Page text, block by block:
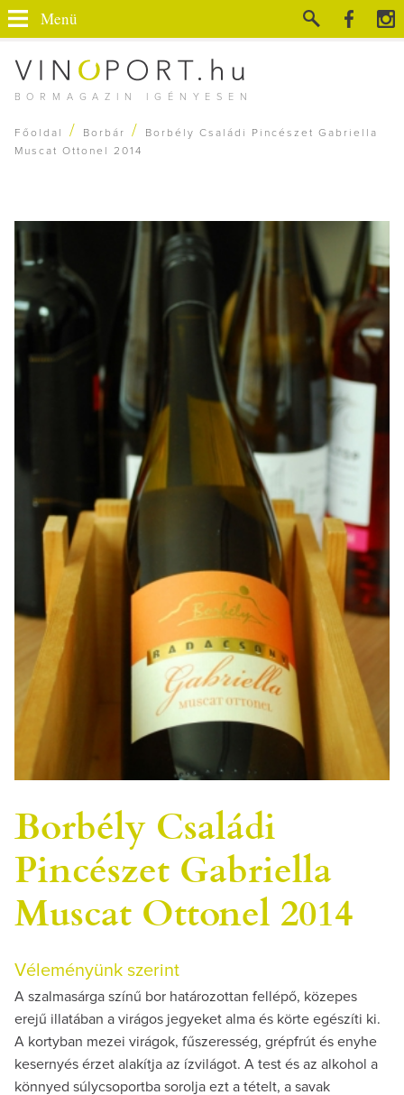
BORMAGAZIN IGÉNYESEN
Menü
Főoldal / Borbár /
Borbély Családi Pincészet Gabriella
Muscat Ottonel 2014
Borbély Családi
Pincészet Gabriella
Muscat Ottonel 2014
Véleményünk szerint
A szalmasárga színű bor határozottan fellépő, közepes
erejű illatában a virágos jegyeket alma és körte egészíti ki.
A kortyban mezei virágok, fűszeresség, grépfrút és enyhe
kesernyés érzet alakítja az ízvilágot. A test és az alkohol a
könnyed súlycsoportba sorolja ezt a tételt, a savak